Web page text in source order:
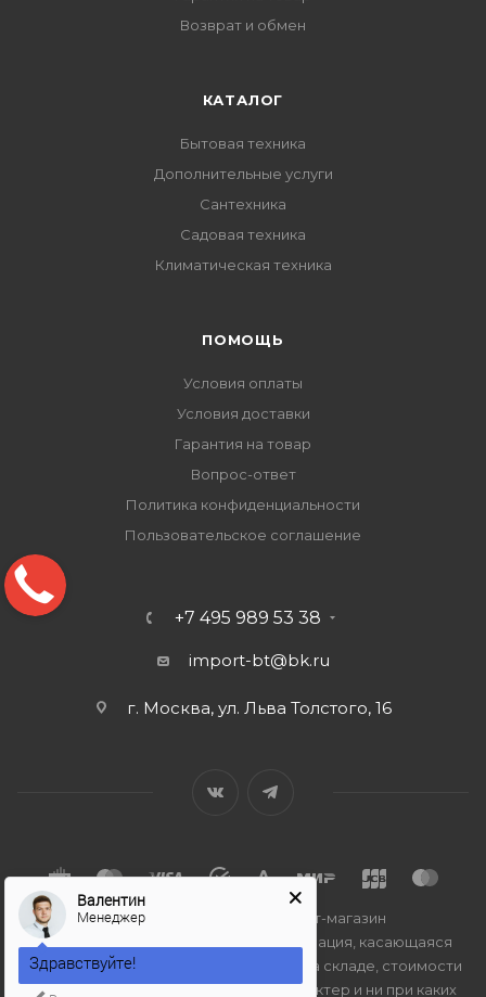
Возврат и обмен
КАТАЛОГ
Бытовая техника
Дополнительные услуги
Сантехника
Садовая техника
Климатическая техника
ПОМОЩЬ
Условия оплаты
Условия доставки
Гарантия на товар
Вопрос-ответ
Политика конфиденциальности
Пользовательское соглашение
+7 495 989 53 38
import-bt@bk.ru
г. Москва, ул. Льва Толстого, 16
2026 © Import-bt.ru - интернет-магазин
Вся представленная на сайте информация, касающаяся
технических характеристик, наличия на складе, стоимости
товаров, носит информационный характер и ни при каких
Валентин
Менеджер
Здравствуйте!